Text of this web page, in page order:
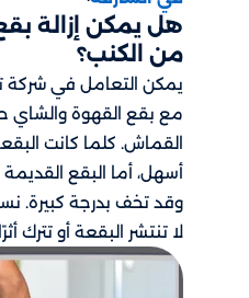
هل يمكن إزالة
من الكنب؟
يمكن التعامل في
مع بقع القهوة والشاي
القماش. كلما كانت
أسهل، أما البقع
وقد تخف بدرجة كبيرة.
لا تنتشر البقعة أو تترك